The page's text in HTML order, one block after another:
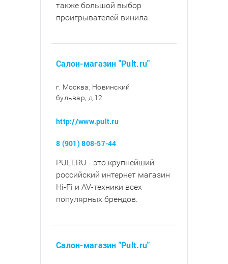
также большой выбор
проигрывателей винила.
Салон-магазин "Pult.ru"
г. Москва, Новинский
бульвар, д.12
http://www.pult.ru
8 (901) 808-57-44
PULT.RU - это крупнейший
российский интернет магазин
Hi-Fi и AV-техники всех
популярных брендов.
Салон-магазин "Pult.ru"